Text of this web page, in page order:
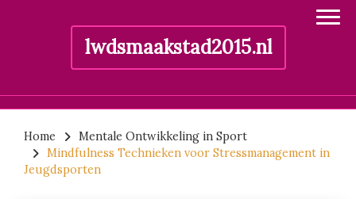
lwdsmaakstad2015.nl
content
Home
Mentale Ontwikkeling in Sport
Mindfulness Technieken voor Stressmanagement in
Jeugdsporten